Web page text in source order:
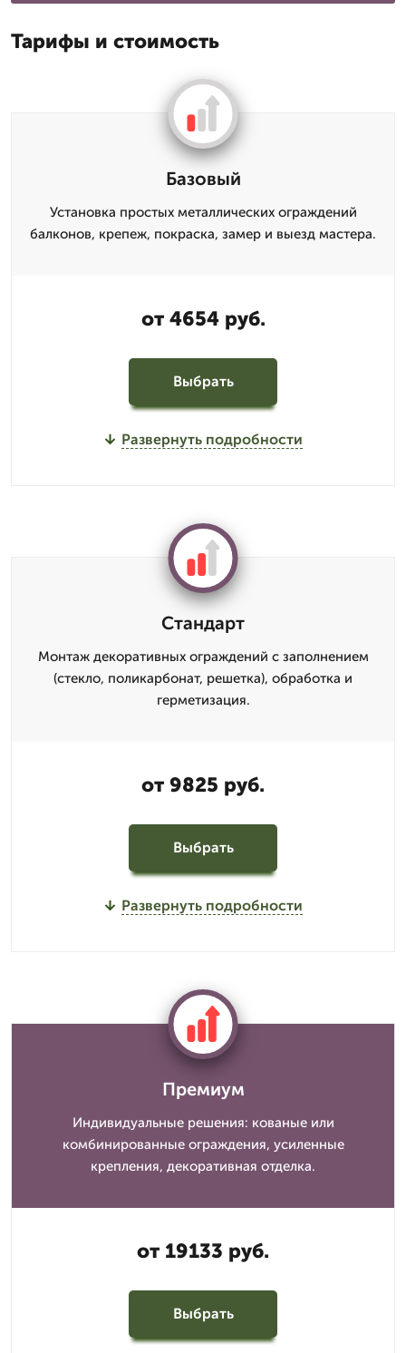
Тарифы и стоимость
Базовый
Установка простых металлических ограждений
балконов, крепеж, покраска, замер и выезд мастера.
от 4654 руб.
Выбрать
Развернуть подробности
Стандарт
Монтаж декоративных ограждений с заполнением
(стекло, поликарбонат, решетка), обработка и
герметизация.
от 9825 руб.
Выбрать
Развернуть подробности
Премиум
Индивидуальные решения: кованые или
комбинированные ограждения, усиленные
крепления, декоративная отделка.
от 19133 руб.
Выбрать